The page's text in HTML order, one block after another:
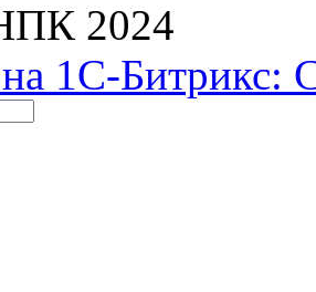
2024
на 1С-Битрикс: